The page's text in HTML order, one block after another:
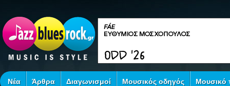
Νέα Άρθρα Διαγωνισμοί Μουσικός οδηγός Μουσικό